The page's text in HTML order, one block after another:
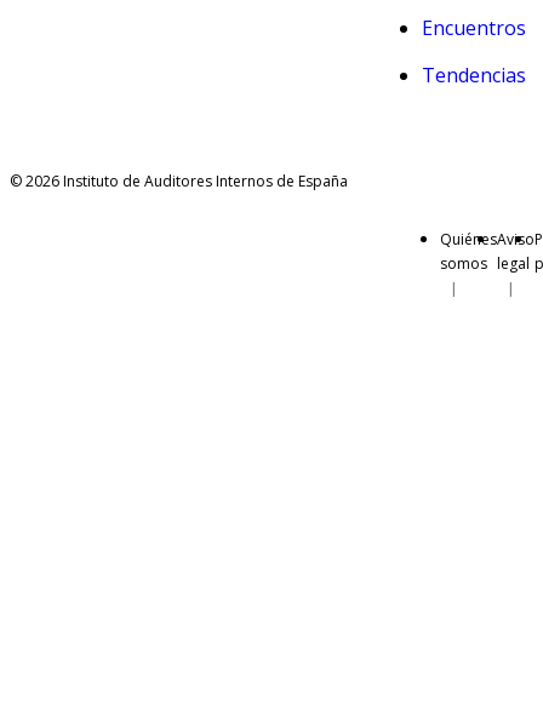
Encuentros
Tendencias
© 2026 Instituto de Auditores Internos de España
Quiénes
somos
Aviso
legal